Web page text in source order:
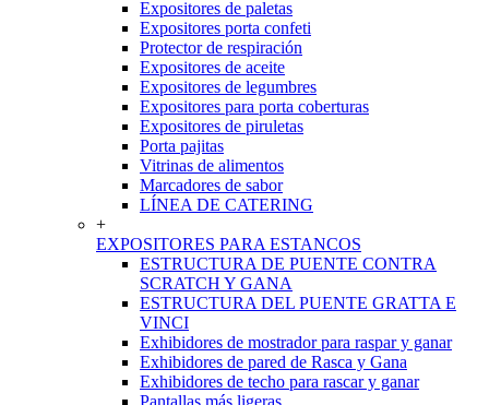
Expositores de paletas
Expositores porta confeti
Protector de respiración
Expositores de aceite
Expositores de legumbres
Expositores para porta coberturas
Expositores de piruletas
Porta pajitas
Vitrinas de alimentos
Marcadores de sabor
LÍNEA DE CATERING
+
EXPOSITORES PARA ESTANCOS
ESTRUCTURA DE PUENTE CONTRA
SCRATCH Y GANA
ESTRUCTURA DEL PUENTE GRATTA E
VINCI
Exhibidores de mostrador para raspar y ganar
Exhibidores de pared de Rasca y Gana
Exhibidores de techo para rascar y ganar
Pantallas más ligeras